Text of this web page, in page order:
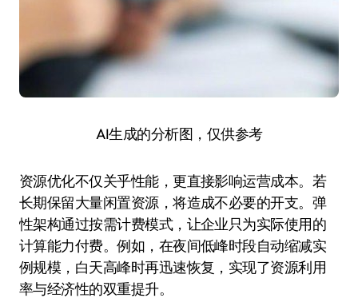
AI生成的分析图，仅供参考
资源优化不仅关乎性能，更直接影响运营成本。若
长期保留大量闲置资源，将造成不必要的开支。弹
性架构通过按需计费模式，让企业只为实际使用的
计算能力付费。例如，在夜间低峰时段自动缩减实
例规模，白天高峰时再迅速恢复，实现了资源利用
率与经济性的双重提升。